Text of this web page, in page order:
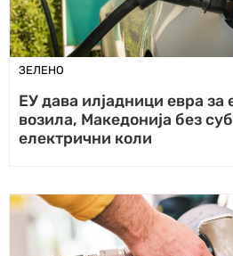
ЗЕЛЕНО
ЕУ дава илјадници евра за
возила, Македонија без
електрични коли